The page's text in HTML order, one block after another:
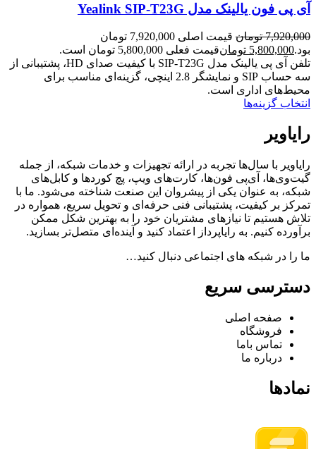
آی پی فون یالینک مدل Yealink SIP-T23G
7,920,000 تومان
قیمت اصلی 7,920,000 تومان
بود.5,800,000 تومانقیمت فعلی 5,800,000 تومان است.
تلفن آی پی یالینک مدل SIP-T23G با کیفیت صدای HD، پشتیبانی از
سه حساب SIP و نمایشگر 2.8 اینچی، گزینه‌ای مناسب برای
محیط‌های اداری است.
انتخاب گزینه‌ها
رایاویر
رایاویر با سال‌ها تجربه در ارائه تجهیزات و خدمات شبکه، از جمله
گیت‌وی‌ها، آی‌پی فون‌ها، کارت‌های ویپ، پچ کوردها و کابل‌های
شبکه، به عنوان یکی از پیشروان این صنعت شناخته می‌شود. ما با
تمرکز بر کیفیت، پشتیبانی فنی حرفه‌ای و تحویل سریع، همواره در
تلاش هستیم تا نیازهای مشتریان خود را به بهترین شکل ممکن
برآورده کنیم. به رایاپرداز اعتماد کنید و آینده‌ای متصل‌تر بسازید.
ما را در شبکه های اجتماعی دنبال کنید…
دسترسی سریع
صفحه اصلی
فروشگاه
تماس باما
درباره ما
نمادها